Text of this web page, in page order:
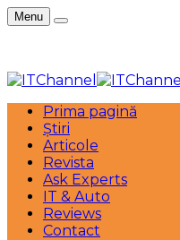
Menu
Prima pagină
Știri
Articole
Revista
Ask Experts
IT & Auto
Reviews
Contact